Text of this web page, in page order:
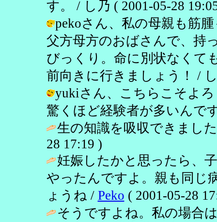
す。 / し乃 ( 2001-05-28
pekoさん、私の母親も筋
父方母方のおばさんで、持
びっくり。命に別状なくて
前向きに行きましょう！ /
yukiさん、こちらこそよ
驚くほど経験者が多いんで
生の知識を吸収できまし
28 17:19 )
妊娠したかと思ったら、
やったんですよ。親も同じ
ょうね / Peko ( 2001-05-28
そうですよね。私の場合